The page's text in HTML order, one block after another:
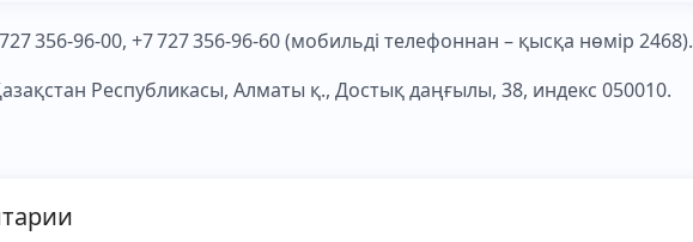
356‑96‑00, +7 727 356‑96‑60 (мобильді телефоннан – қысқа нөмір 2468).
Республикасы, Алматы қ., Достық даңғылы, 38, индекс 050010.